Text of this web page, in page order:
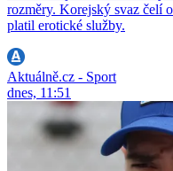
rozměry. Korejský svaz čelí
platil erotické služby.
Aktuálně.cz - Sport
dnes, 11:51